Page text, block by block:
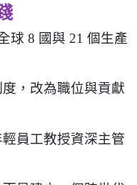
球 8 國與 21 個生產
，改為職位與貢獻
員工教授資深主管